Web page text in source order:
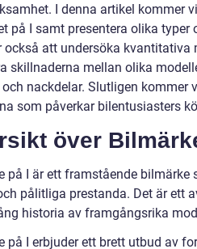
I denna artikel kommer
på I samt presentera olika typer
också att undersöka kvantitativa
skillnaderna mellan olika
nackdelar. Slutligen kommer
som påverkar bilentusiasters
över
på I är ett framstående
pålitliga prestanda. Det är ett
historia av framgångsrika
på I erbjuder ett brett utbud av